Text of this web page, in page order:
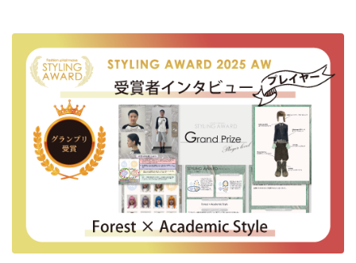
検定の受検申し込み・受検の流れ
教材販売について
販売・接客スタッフの方向け
学校の活用事例
専門学校の先生の方向け
学生の方向け
現役プロフェッショナルの活用事例
パーソナルスタイリストの方向け
美容院・サロンのオーナー・店長の方向け
一般社団法人 日本ファッションスタイリスト協会とは
お知らせ・イベント・コラム
Stylistをさがす
過去のスタイリングマップコーデ
マンガでわかるスタイリングマップ